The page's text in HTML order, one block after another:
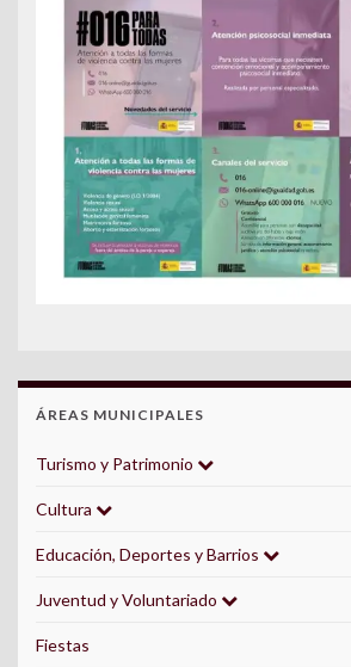
ÁREAS MUNICIPALES
Turismo y Patrimonio
Cultura
Educación, Deportes y Barrios
Juventud y Voluntariado
Fiestas